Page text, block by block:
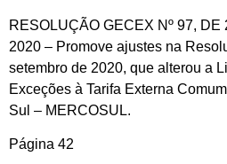
RESOLUÇÃO GECEX Nº 97,
2020 – Promove ajustes na
setembro de 2020, que alterou a
Exceções à Tarifa Externa
Sul – MERCOSUL.
Página 42